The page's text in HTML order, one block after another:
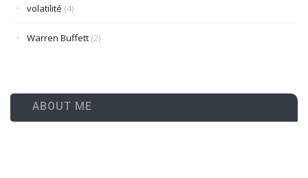
volatilité (4)
Warren Buffett (2)
ABOUT ME